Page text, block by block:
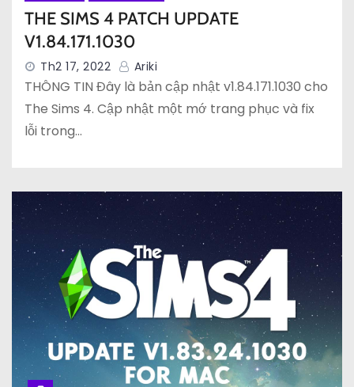
THE SIMS 4 PATCH UPDATE
V1.84.171.1030
Th2 17, 2022 Ariki
THÔNG TIN Đây là bản cập nhật v1.84.171.1030 cho
The Sims 4. Cập nhật một mớ trang phục và fix
lỗi trong…